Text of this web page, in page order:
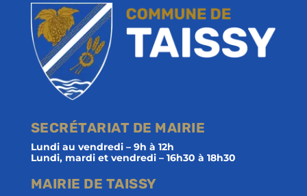
SECRÉTARIAT DE MAIRIE
Lundi au vendredi – 9h à 12h
Lundi, mardi et vendredi – 16h30 à 18h30
MAIRIE DE TAISSY